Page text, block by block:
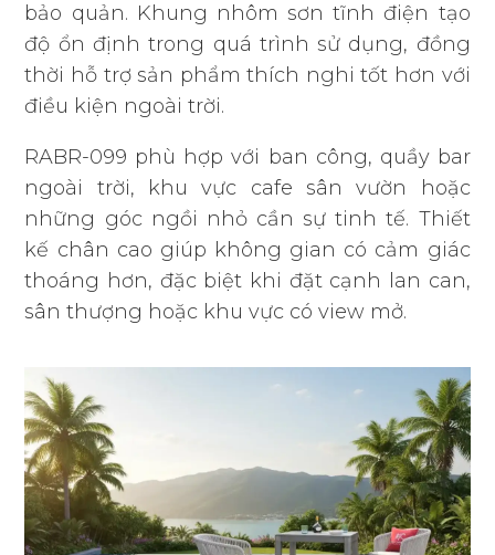
bảo quản. Khung nhôm sơn tĩnh điện tạo
độ ổn định trong quá trình sử dụng, đồng
thời hỗ trợ sản phẩm thích nghi tốt hơn với
điều kiện ngoài trời.
RABR-099 phù hợp với ban công, quầy bar
ngoài trời, khu vực cafe sân vườn hoặc
những góc ngồi nhỏ cần sự tinh tế. Thiết
kế chân cao giúp không gian có cảm giác
thoáng hơn, đặc biệt khi đặt cạnh lan can,
sân thượng hoặc khu vực có view mở.